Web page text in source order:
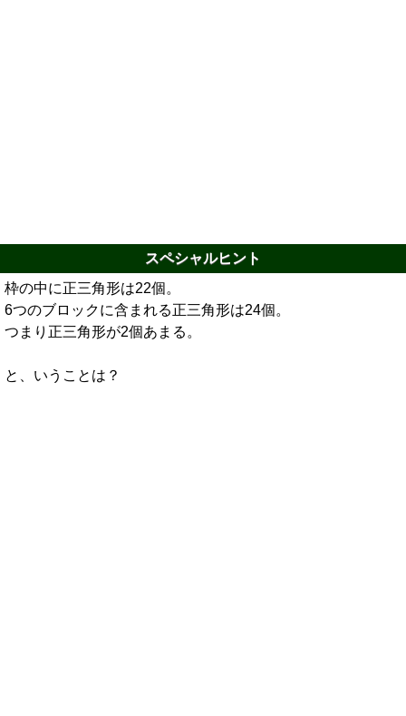
スペシャルヒント
枠の中に正三角形は22個。
6つのブロックに含まれる正三角形は24個。
つまり正三角形が2個あまる。
と、いうことは？